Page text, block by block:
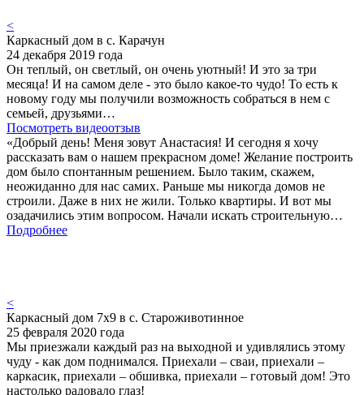
<
Каркасный дом в с. Карачун
24 декабря 2019 года
Он теплый, он светлый, он очень уютный! И это за три
месяца! И на самом деле - это было какое-то чудо! То есть к
новому году мы получили возможность собраться в нем с
семьей, друзьями…
Посмотреть видеоотзыв
«Добрый день! Меня зовут Анастасия! И сегодня я хочу
рассказать вам о нашем прекрасном доме! Желание построить
дом было спонтанным решением. Было таким, скажем,
неожиданно для нас самих. Раньше мы никогда домов не
строили. Даже в них не жили. Только квартиры. И вот мы
озадачились этим вопросом. Начали искать строительную…
Подробнее
<
Каркасный дом 7х9 в с. Староживотинное
25 февраля 2020 года
Мы приезжали каждый раз на выходной и удивлялись этому
чуду - как дом поднимался. Приехали – сваи, приехали –
каркасик, приехали – обшивка, приехали – готовый дом! Это
настолько радовало глаз!